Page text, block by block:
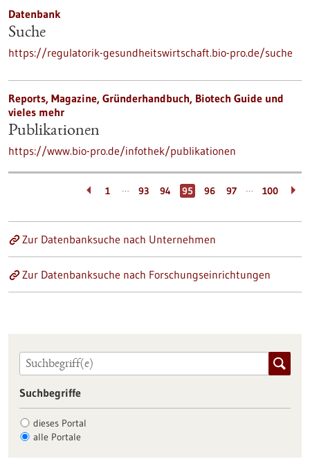
Datenbank
Suche
https://regulatorik-gesundheitswirtschaft.bio-pro.de/suche
Reports, Magazine, Gründerhandbuch, Biotech Guide und
vieles mehr
Publikationen
https://www.bio-pro.de/infothek/publikationen
1 … 93 94 95 96 97 … 100
Zur Datenbanksuche nach Unternehmen
Zur Datenbanksuche nach Forschungseinrichtungen
Suchbegriffe
dieses Portal
alle Portale